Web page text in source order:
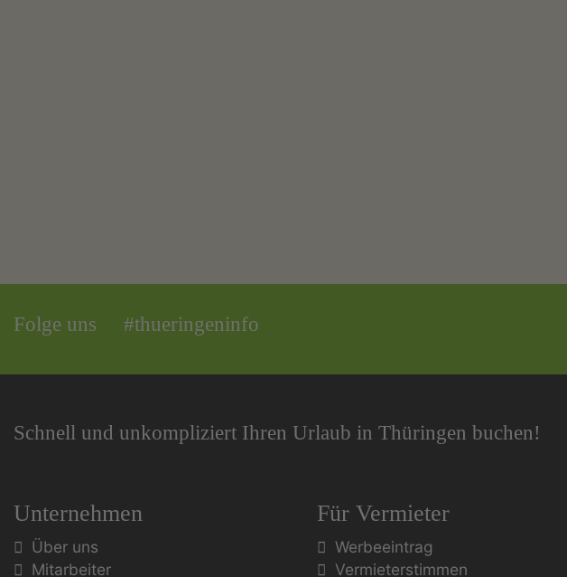
Folge uns #thueringeninfo
Schnell und unkompliziert Ihren Urlaub in Thüringen buchen!
Unternehmen
Über uns
Mitarbeiter
Für Vermieter
Werbeeintrag
Vermieterstimmen